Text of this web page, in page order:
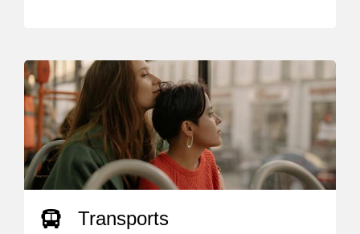
Transports